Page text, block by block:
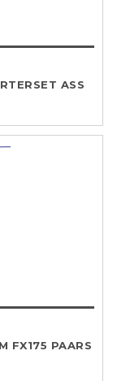
ASS
FX175 PAARS